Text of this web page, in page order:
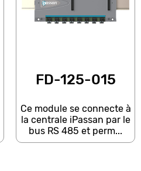
FD-125-015
Ce module se connecte à
la centrale iPassan par le
bus RS 485 et perm...